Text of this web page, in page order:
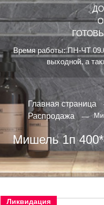
Время работы: ПН-ЧТ
выходной, а
Главная страница
Распродажа
Мишель 1п
Ликвидация